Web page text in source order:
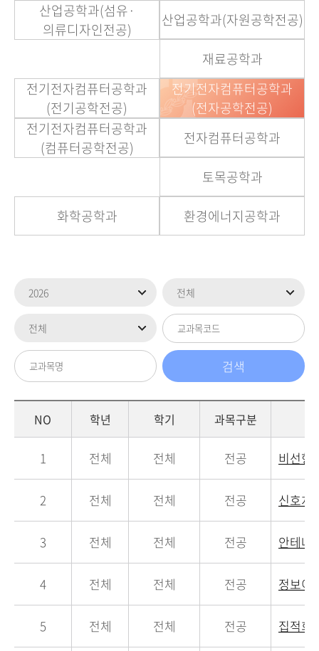
산업공학과(섬유·
의류디자인전공)
산업공학과(자원공학전공)
재료공학과
전기전자컴퓨터공학과
(전기공학전공)
전기전자컴퓨터공학과
(전자공학전공)
전기전자컴퓨터공학과
(컴퓨터공학전공)
전자컴퓨터공학과
토목공학과
화학공학과 환경에너지공학과
NO 학년 학기 과목구분
1 전체 전체 전공 비선형
2 전체 전체 전공 신호처
3 전체 전체 전공 안테나
4 전체 전체 전공 정보이
5 전체 전체 전공 집적회